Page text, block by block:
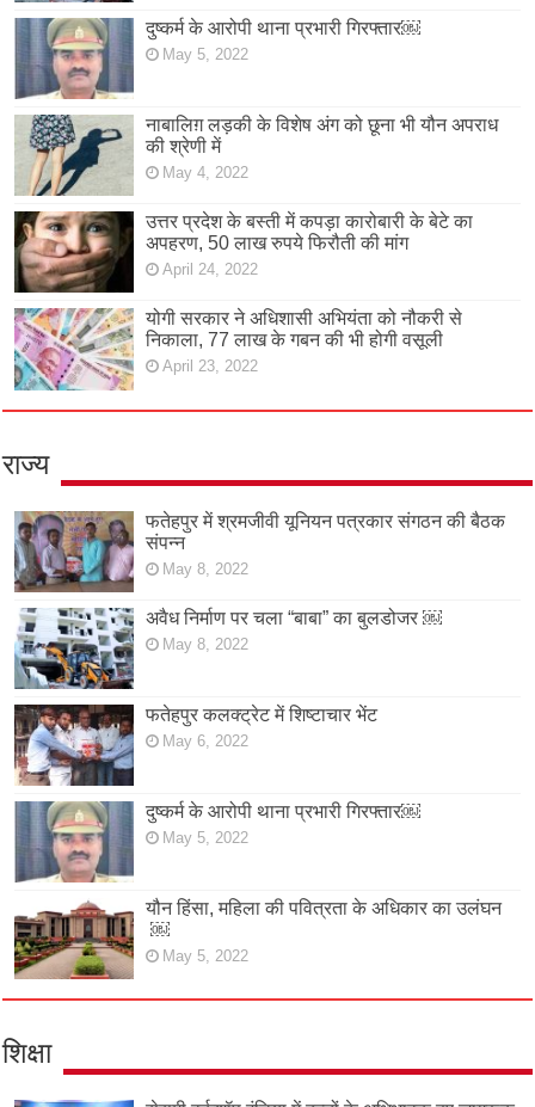
दुष्कर्म के आरोपी थाना प्रभारी गिरफ्तार￼
May 5, 2022
नाबालिग़ लड़की के विशेष अंग को छूना भी यौन अपराध
की श्रेणी में
May 4, 2022
उत्तर प्रदेश के बस्ती में कपड़ा कारोबारी के बेटे का
अपहरण, 50 लाख रुपये फिरौती की मांग
April 24, 2022
योगी सरकार ने अधिशासी अभियंता को नौकरी से
निकाला, 77 लाख के गबन की भी होगी वसूली
April 23, 2022
राज्य
फतेहपुर में श्रमजीवी यूनियन पत्रकार संगठन की बैठक
संपन्न
May 8, 2022
अवैध निर्माण पर चला “बाबा” का बुलडोजर ￼
May 8, 2022
फतेहपुर कलक्ट्रेट में शिष्टाचार भेंट
May 6, 2022
दुष्कर्म के आरोपी थाना प्रभारी गिरफ्तार￼
May 5, 2022
यौन हिंसा, महिला की पवित्रता के अधिकार का उलंघन
￼
May 5, 2022
शिक्षा